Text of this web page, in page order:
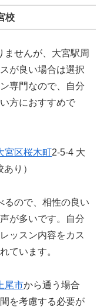
校
ませんが、大宮駅周
が良い場合は選択
専門なので、自分
方におすすめで
宮区桜木町2-5-4 大
り）
るので、相性の良い
が多いです。自分
ッスン内容をカス
ています。
上尾市から通う場合
を考慮する必要が